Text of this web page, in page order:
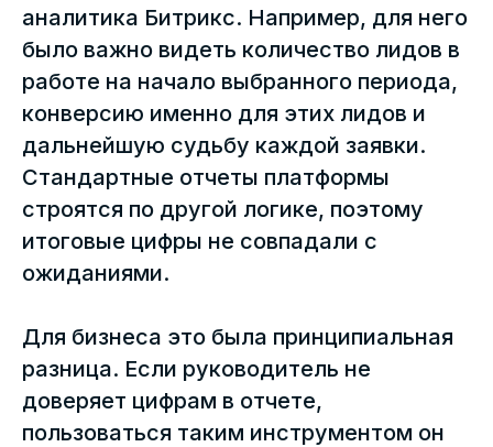
аналитика Битрикс. Например, для него
было важно видеть количество лидов в
работе на начало выбранного периода,
конверсию именно для этих лидов и
дальнейшую судьбу каждой заявки.
Стандартные отчеты платформы
строятся по другой логике, поэтому
итоговые цифры не совпадали с
ожиданиями.
Для бизнеса это была принципиальная
разница. Если руководитель не
доверяет цифрам в отчете,
пользоваться таким инструментом он